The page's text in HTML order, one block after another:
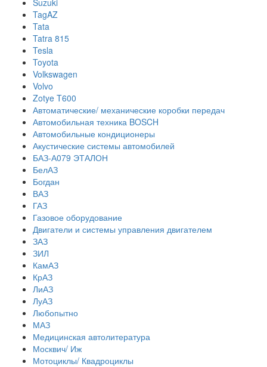
Suzuki
TagAZ
Tata
Tatra 815
Tesla
Toyota
Volkswagen
Volvo
Zotye T600
Автоматические/ механические коробки передач
Автомобильная техника BOSCH
Автомобильные кондиционеры
Акустические системы автомобилей
БАЗ-А079 ЭТАЛОН
БелАЗ
Богдан
ВАЗ
ГАЗ
Газовое оборудование
Двигатели и системы управления двигателем
ЗАЗ
ЗИЛ
КамАЗ
КрАЗ
ЛиАЗ
ЛуАЗ
Любопытно
МАЗ
Медицинская автолитература
Москвич/ Иж
Мотоциклы/ Квадроциклы